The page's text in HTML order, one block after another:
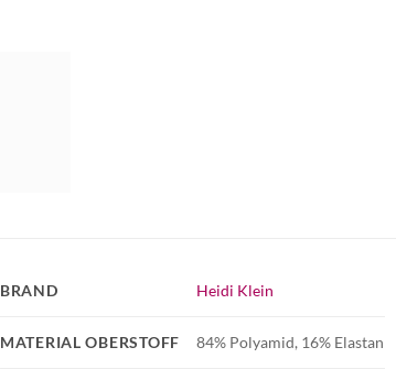
BRAND Heidi Klein
MATERIAL OBERSTOFF 84% Polyamid, 16% Elastan